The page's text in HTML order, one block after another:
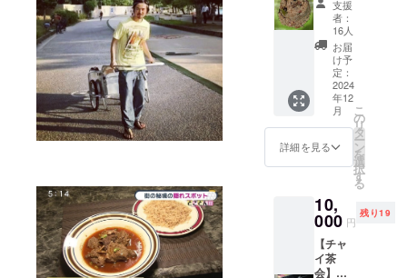
販のカ
レーな
ど。 ※
チャッ
（チャ
ート）
マサラ
はアム
チュー
乾燥マ
ンゴー
のパウ
ダーを
中心と
うと思
いま
す。 デ
ザイ
ナーさ
んにデ
ザイン
を依頼
しま
す。
出と共
に
HOTEL
ニュー
エメラ
ニ
350g×3
個】 本
格的な
タミル
式のビ
リヤニ
を送ら
せても
らいま
す。 食
材はマ
なりま
す。最
近流行
りの2色
のフワ
パラタ
支援
者：
16人
お届
け予
定：
2024
年12
月
詳細を見る
こ
の
リ
タ
ー
ン
を
選
択
す
る
10,
000 円
残り19
【チャ
イ茶
会】